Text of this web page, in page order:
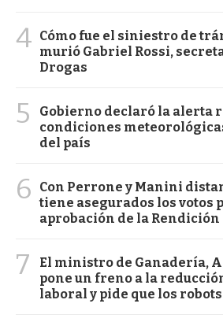
4 Cómo fue el siniestro de
murió Gabriel Rossi,
Drogas
5
Gobierno declaró la alerta
condiciones
del país
6
Con Perrone y Manini
tiene asegurados los votos
aprobación de la Rendición
7
El ministro de Ganadería,
pone un freno a la
laboral y pide que los